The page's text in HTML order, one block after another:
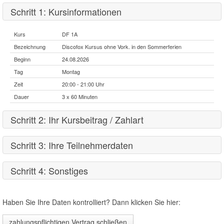
Schritt 1: Kursinformationen
Kurs
DF 1A
Bezeichnung
Discofox Kursus ohne Vork. in den Sommerferien
Beginn
24.08.2026
Tag
Montag
Zeit
20:00 - 21:00 Uhr
Dauer
3 x 60 Minuten
Schritt 2: Ihr Kursbeitrag / Zahlart
Kurshonorar 50.00 Euro pro Person
Lastschrift
Schritt 3: Ihre Teilnehmerdaten
männlich weiblich
Schritt 4: Sonstiges
Haben Sie Ihre Daten kontrolliert? Dann klicken Sie hier: